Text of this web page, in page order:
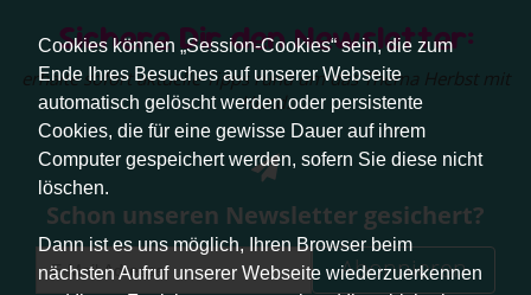
Cookies können „Session-Cookies“ sein, die zum
Ende Ihres Besuches auf unserer Webseite
automatisch gelöscht werden oder persistente
Cookies, die für eine gewisse Dauer auf ihrem
Computer gespeichert werden, sofern Sie diese nicht
löschen.
Dann ist es uns möglich, Ihren Browser beim
nächsten Aufruf unserer Webseite wiederzuerkennen
Sichere Dir den Newsletter:
erhalte sofort aktuelle Tipps rund um das Thema Herbst mit
Hund.
Schon unseren Newsletter gesichert?
Abonnieren